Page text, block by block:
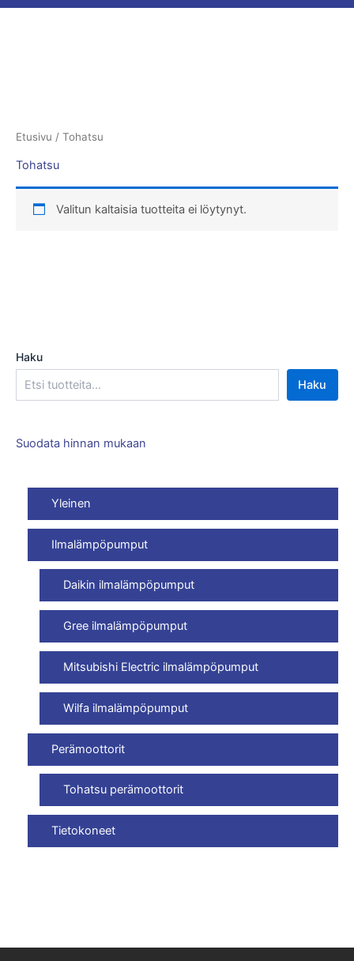
Haku
Haku
Suodata hinnan mukaan
Yleinen
Ilmalämpöpumput
Daikin ilmalämpöpumput
Gree ilmalämpöpumput
Mitsubishi Electric ilmalämpöpumput
Wilfa ilmalämpöpumput
Perämoottorit
Tohatsu perämoottorit
Tietokoneet
Etusivu / Tohatsu
Tohatsu
Valitun kaltaisia tuotteita ei löytynyt.